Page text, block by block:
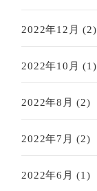
2022年12月 (2)
2022年10月 (1)
2022年8月 (2)
2022年7月 (2)
2022年6月 (1)